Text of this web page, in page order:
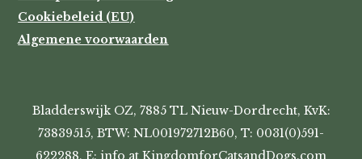
Cookiebeleid (EU)
Algemene voorwaarden
Bladderswijk OZ, 7885 TL Nieuw-Dordrecht, KvK:
73839515, BTW: NL001972712B60, T: 0031(0)591-
622288, E: info at KingdomforCatsandDogs.com